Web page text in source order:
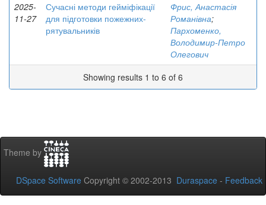
2025-
11-27
Сучасні методи гейміфікації
для підготовки пожежних-
рятувальників
Фрис, Анастасія
Романівна;
Пархоменко,
Володимир-Петро
Олегович
Showing results 1 to 6 of 6
Theme by
DSpace Software Copyright © 2002-2013 Duraspace - Feedback